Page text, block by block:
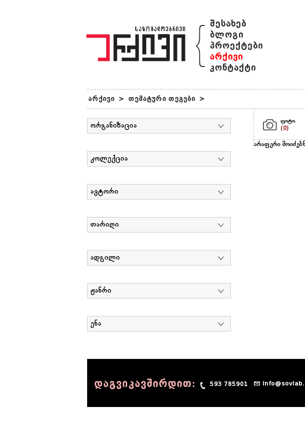
{ შესახებ
ბლოგი
პროექტები
არქივი
კონტაქტი
არქივი > თემატური თეგები >
ორგანიზაცია
კოლექცია
ავტორი
თარიღი
ადგილი
ჟანრი
ენა
ფოტო
(0)
არაფერი
დაგვიკავშირდით: 593 785901